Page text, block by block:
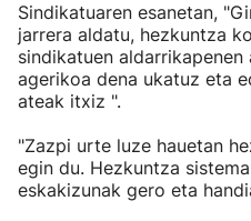
Sindikatuaren esanetan,
jarrera aldatu, hezkuntza
sindikatuen aldarrikapenen
agerikoa dena ukatuz eta
ateak itxiz ".
"Zazpi urte luze hauetan
egin du. Hezkuntza
eskakizunak gero eta